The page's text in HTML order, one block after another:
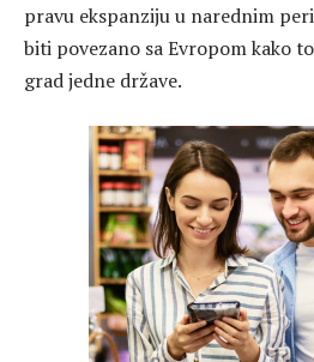
pravu ekspanziju u narednim
biti povezano sa Evropom kako
grad jedne države.